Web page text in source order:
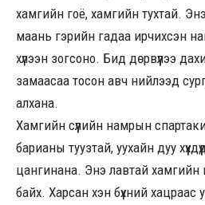
хамгийн гоё, хамгийн тухтай.
маань гэрийн гадаа ирчихсэн
хүлээн зогсоно. Бид дөрвүүлээ
замаасаа тосон авч нийлээд
алхана.
Хамгийн сүүлийн намрын
барианы туузтай, уухайн дуу
цангинана. Энэ лавтай хамгийн
байх. Харсан хэн бүхний хацраас